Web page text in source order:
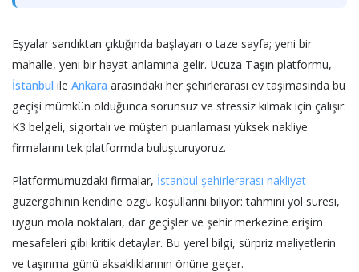
Eşyalar sandıktan çıktığında başlayan o taze sayfa; yeni bir
mahalle, yeni bir hayat anlamına gelir. Ucuza Taşın platformu,
İstanbul ile Ankara arasındaki her şehirlerarası ev taşımasında bu
geçişi mümkün olduğunca sorunsuz ve stressiz kılmak için çalışır.
K3 belgeli, sigortalı ve müşteri puanlaması yüksek nakliye
firmalarını tek platformda buluşturuyoruz.
Platformumuzdaki firmalar, İstanbul şehirlerarası nakliyat
güzergahının kendine özgü koşullarını biliyor: tahmini yol süresi,
uygun mola noktaları, dar geçişler ve şehir merkezine erişim
mesafeleri gibi kritik detaylar. Bu yerel bilgi, sürpriz maliyetlerin
ve taşınma günü aksaklıklarının önüne geçer.